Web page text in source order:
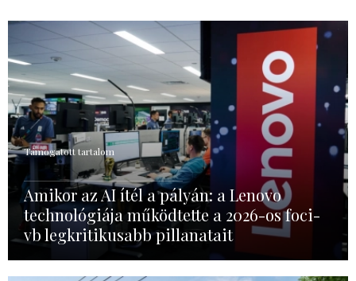
Támogatott tartalom
Amikor az AI ítél a pályán: a Lenovo
technológiája működtette a 2026-os foci-
vb legkritikusabb pillanatait